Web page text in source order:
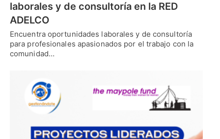
laborales y de consultoría en la RED
ADELCO
Encuentra oportunidades laborales y de consultoría
para profesionales apasionados por el trabajo con la
comunidad…